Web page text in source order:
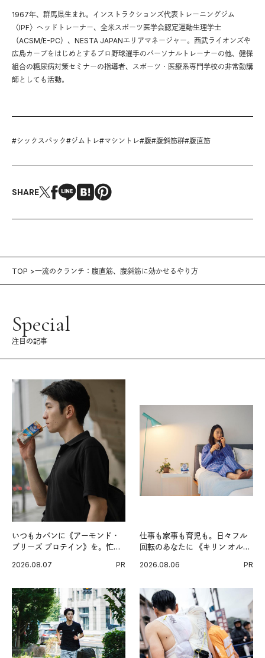
1967年、群馬県生まれ。インストラクションズ代表トレーニングジム
〈IPF〉ヘッドトレーナー、全米スポーツ医学会認定運動生理学士
（ACSM/E-PC）、NESTA JAPANエリアマネージャー。西武ライオンズや
広島カープをはじめとするプロ野球選手のパーソナルトレーナーの他、健保
組合の糖尿病対策セミナーの指導者、スポーツ・医療系専門学校の非常勤講
師としても活動。
#シックスパック#ジムトレ#マシントレ#腹#腹斜筋群#腹直筋
SHARE
TOP 一流のクランチ：腹直筋、腹斜筋に効かせるやり方
Special
注目の記事
いつもカバンに《アーモンド・
ブリーズ プロテイン》を。忙し
グ習慣。
2026.08.07 PR
仕事も家事も育児も。日々フル
回転のあなたに 《キリン オルニ
2026.08.06 PR